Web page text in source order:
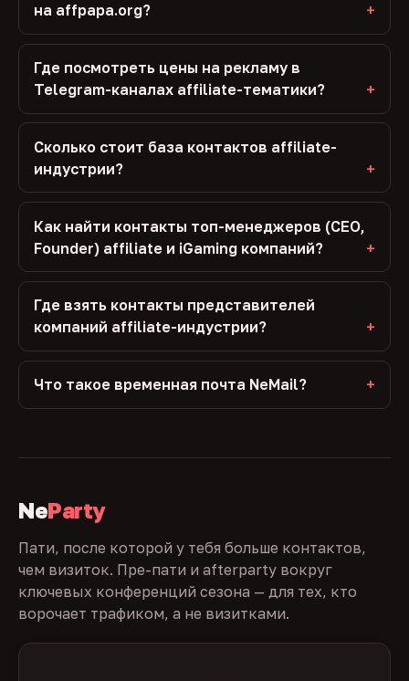
на affpapa.org?
Где посмотреть цены на рекламу в
Telegram-каналах affiliate-тематики?
Сколько стоит база контактов affiliate-
индустрии?
Как найти контакты топ-менеджеров (CEO,
Founder) affiliate и iGaming компаний?
Где взять контакты представителей
компаний affiliate-индустрии?
Что такое временная почта NeMail?
NeParty
Пати, после которой у тебя больше контактов,
чем визиток. Пре-пати и afterparty вокруг
ключевых конференций сезона — для тех, кто
ворочает трафиком, а не визитками.